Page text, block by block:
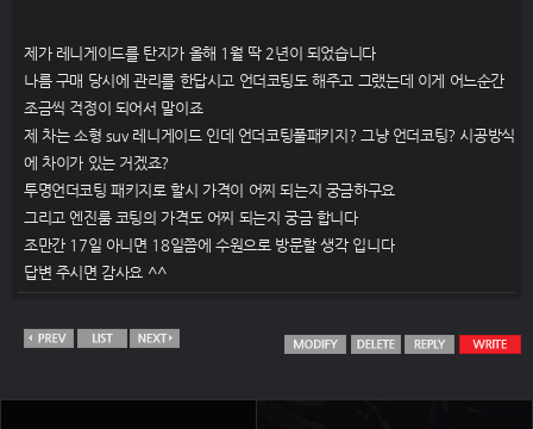
제가 레니게이드를 탄지가 올해 1월 딱 2년이 되었습니다
나름 구매 당시에 관리를 한답시고 언더코팅도 해주고 그랬는데 이게 어느순간
조금씩 걱정이 되어서 말이죠
제 차는 소형 suv 레니게이드 인데 언더코팅풀패키지? 그냥 언더코팅? 시공방식
에 차이가 있는 거겠죠?
투명언더코팅 패키지로 할시 가격이 어찌 되는지 궁금하구요
그리고 엔진룸 코팅의 가격도 어찌 되는지 궁금 합니다
조만간 17일 아니면 18일쯤에 수원으로 방문할 생각 입니다
답변 주시면 감사요 ^^